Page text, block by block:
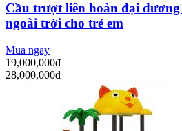
Cầu trượt liên hoàn đại
ngoài trời cho trẻ em
Mua ngay
19,000,000đ
28,000,000đ